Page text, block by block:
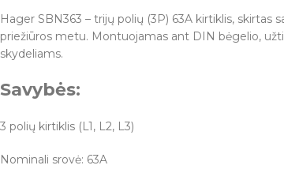
Hager SBN363 – trijų polių (3P) 63A kirtiklis,
priežiūros metu. Montuojamas ant DIN bėgelio,
skydeliams.
Savybės:
3 polių kirtiklis (L1, L2, L3)
Nominali srovė: 63A